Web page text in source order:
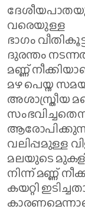
വരെയുള്ള
ഭാഗം
ദുരന്തം
മണ്ണ്
മഴ പെയ്ത
അശാസ്ത്രീയ
വലിപ്പമുള്ള
മലയുടെ
നിന്ന് മണ്ണ്
കയറ്റി